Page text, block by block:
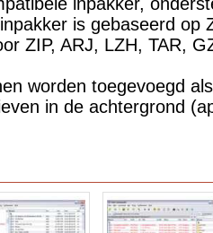
is gebaseerd op
ZIP, ARJ, LZH, TAR,
worden toegevoegd
in de achtergrond